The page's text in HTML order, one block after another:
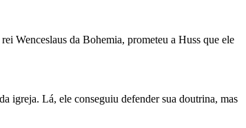
Wenceslaus da Bohemia, prometeu a Huss que ele
igreja. Lá, ele conseguiu defender sua doutrina, mas